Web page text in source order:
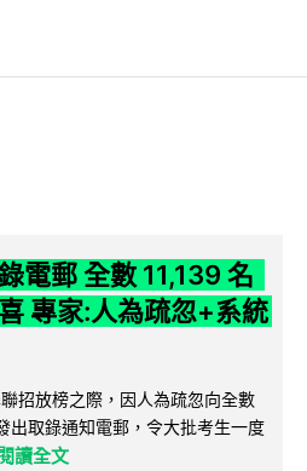
電郵 全數 11,139 名
專家:人為疏忽+系統
招放榜之際，因人為疏忽向全數
出取錄通知電郵，令大批考生一度
讀全文